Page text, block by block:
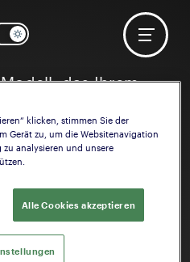
das Ihrem
klicken, stimmen Sie der
Gerät zu, um die Websitenavigation
zu analysieren und unsere
Alle Cookies akzeptieren